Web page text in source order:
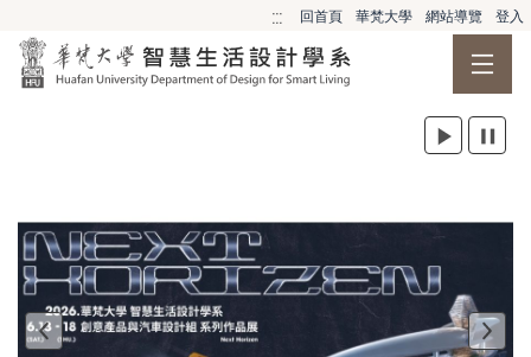
::: 回首頁 華梵大學 網站導覽 登入
Previous